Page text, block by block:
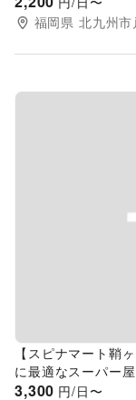
福岡県 北九州市
Previous
【スピナマート鞘
に最適なスーパー
3,300 円/日〜